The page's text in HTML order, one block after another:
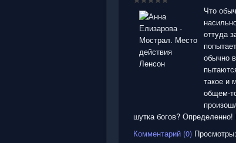
Что
оттуда
обычно
такое и
общем-
шутка богов?
Комментарий (0)